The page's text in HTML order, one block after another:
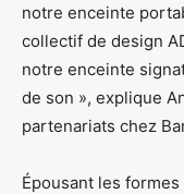
notre enceinte
collectif de design
notre enceinte
de son », explique
partenariats chez
Épousant les formes